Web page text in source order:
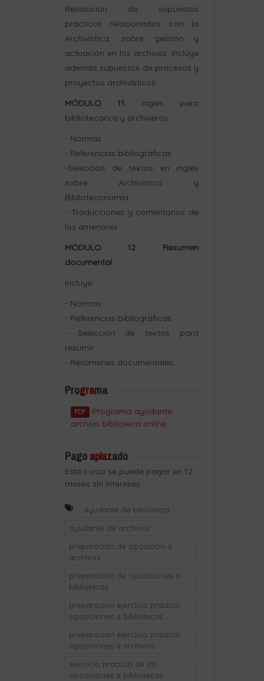
Resolución de supuestos
prácticos relacionados con la
Archivística, sobre gestión y
actuación en los archivos. Incluye
además supuestos de procesos y
proyectos archivísticos.
MÓDULO 11. Inglés para
bibliotecarios y archiveros.
- Normas
- Referencias bibliográficas.
-Selección de textos en inglés
sobre Archivística y
Biblioteconomía.
- Traducciones y comentarios de
los anteriores
MÓDULO 12. Resumen
documental
Incluye:
- Normas.
- Referencias bibliográficas.
- Selección de textos para
resumir.
- Resúmenes documentales.
Programa
PDF
Programa ayudante
archivo biblioteca online
Pagoaplazado
Este curso se puede pagar en 12
meses sin intereses
ayudante de biblioteca
ayudante de archivos
preparación de oposición a
archivos
preparación de oposiciones a
bibliotecas
preparacion ejercicio practico
oposiciones a bibliotecas
preparacion ejercicio practico
oposiciones a archivos
ejercicio practico de las
oposiciones a bibliotecas